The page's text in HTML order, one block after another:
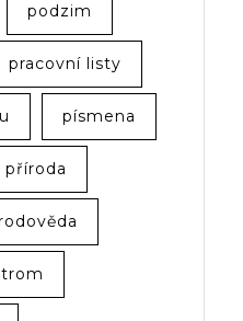
podzim
pracovní listy
písmena
příroda